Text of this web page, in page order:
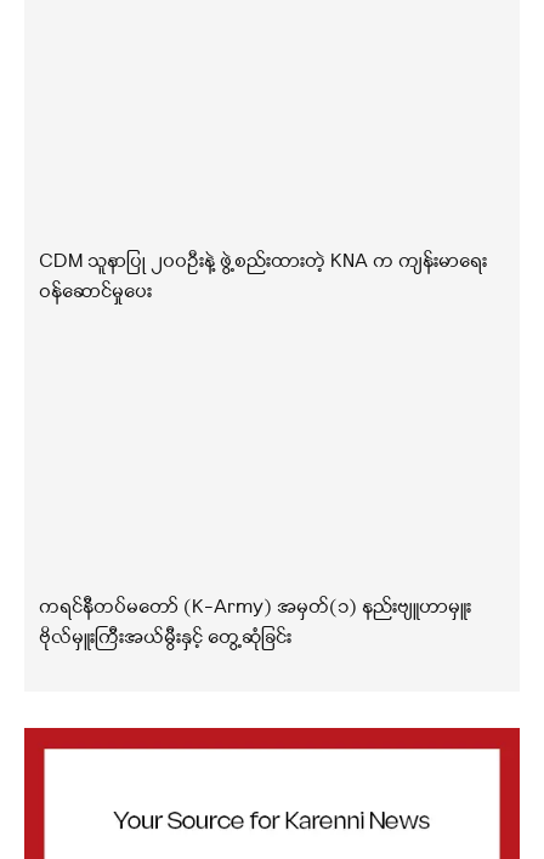
CDM သူနာပြု ၂၀၀ဦးနဲ့ ဖွဲ့စည်းထားတဲ့ KNA က ကျန်းမာရေး
ဝန်ဆောင်မှုပေး
ကရင်နီတပ်မတော် (K-Army) အမှတ်(၁) နည်းဗျူဟာမှူး
ဗိုလ်မှူးကြီးအယ်မွီးနှင့် တွေ့ဆုံခြင်း